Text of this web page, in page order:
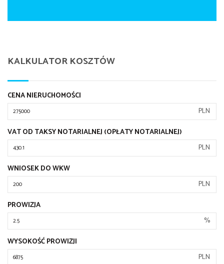
KALKULATOR KOSZTÓW
CENA NIERUCHOMOŚCI
PLN
VAT OD TAKSY NOTARIALNEJ (OPŁATY NOTARIALNEJ)
PLN
WNIOSEK DO WKW
PLN
PROWIZJA
%
WYSOKOŚĆ PROWIZJI
PLN